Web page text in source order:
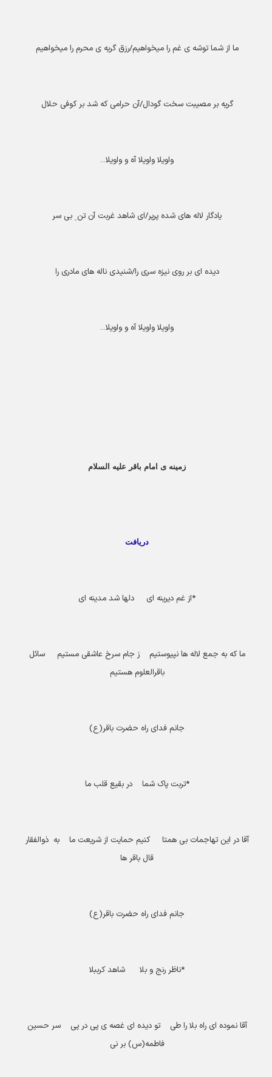
ما از شما توشه ی غم را میخواهیم/رزق گریه ی محرم را میخواهیم
گریه بر مصیبت سخت گودال/آن حرامی که شد بر کوفی حلال
واویلا واویلا آه و واویلا...
یادگار لاله های شده پرپر/ای شاهد غربت آن تن ِ بی سر
دیده ای بر روی نیزه سری را/شنیدی ناله های مادری را
واویلا واویلا آه و واویلا...
زمینه ی امام باقر علیه السلام
دریافت
از غم دیرینه ای دلها شد مدینه ای
ما که به جمع لاله ها نپیوستیم ز جام سرخ عاشقی مستیم سائل
باقرالعلوم هستیم
جانم فدای راه حضرت باقر(ع)
تربت پاک شما در بقیع قلب ما
آقا در این تهاجمات بی همتا کنیم حمایت از شریعت ما به ذوالفقار
قال باقر ها
جانم فدای راه حضرت باقر(ع)
ناظر رنج و بلا شاهد کرببلا
آقا نموده ای راه بلا را طی تو دیده ای غصه ی پی در پی سر حسین
فاطمه(س) بر نی